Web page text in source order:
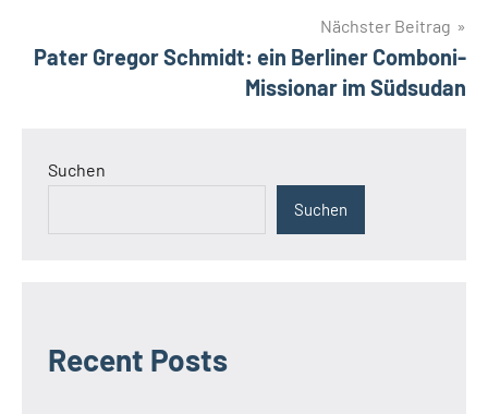
Nächster Beitrag
Pater Gregor Schmidt: ein Berliner Comboni-
Missionar im Südsudan
Suchen
Suchen
Recent Posts